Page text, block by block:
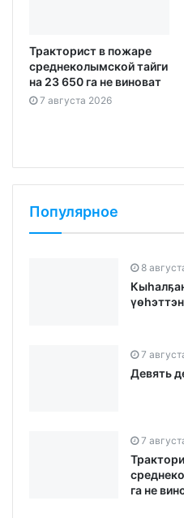
Тракторист в пожаре
среднеколымской тайги
на 23 650 га не виноват
7 августа 2026
Популярное
8
7
Девять
7
га не